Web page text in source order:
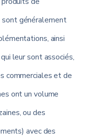
sont généralement
ainsi
leur sont associés,
commerciales et de
ont un volume
ou des
avec des